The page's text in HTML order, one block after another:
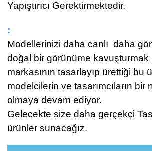
Yapıştırıcı Gerektirmektedir.
:
Modellerinizi daha canlı daha
doğal bir görünüme kavuşturmak
markasının tasarlayıp ürettiği bu
modelcilerin ve tasarımcıların bir
olmaya devam ediyor.
Gelecekte size daha gerçekçi
ürünler sunacağız.